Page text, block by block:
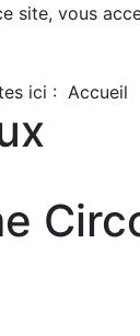
site, vous
ici : Accueil